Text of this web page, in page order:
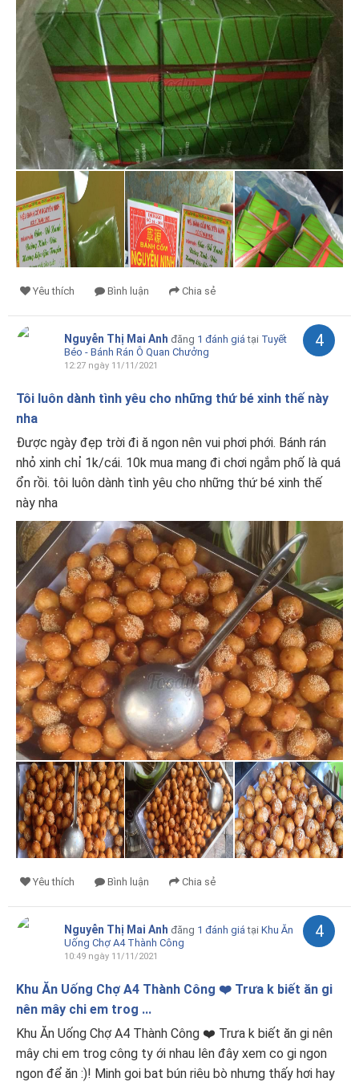
Yêu thích Bình luận Chia sẻ
Nguyễn Thị Mai Anh đăng 1 đánh giá tại Tuyết
Béo - Bánh Rán Ô Quan Chưởng
12:27 ngày 11/11/2021
4
Tôi luôn dành tình yêu cho những thứ bé xinh thế này
nha
Được ngày đẹp trời đi ă ngon nên vui phơi phới. Bánh rán
nhỏ xinh chỉ 1k/cái. 10k mua mang đi chơi ngắm phố là quá
ổn rồi. tôi luôn dành tình yêu cho những thứ bé xinh thế
này nha
Yêu thích Bình luận Chia sẻ
Nguyễn Thị Mai Anh đăng 1 đánh giá tại Khu Ăn
Uống Chợ A4 Thành Công
10:49 ngày 11/11/2021
4
Khu Ăn Uống Chợ A4 Thành Công ❤️ Trưa k biết ăn gi
nên mây chi em trog ...
Khu Ăn Uống Chợ A4 Thành Công ❤️ Trưa k biết ăn gi nên
mây chi em trog công ty ới nhau lên đây xem co gi ngon
ngon để ăn :)! Minh goi bat bún riêu bò nhưng thấy hơi hay